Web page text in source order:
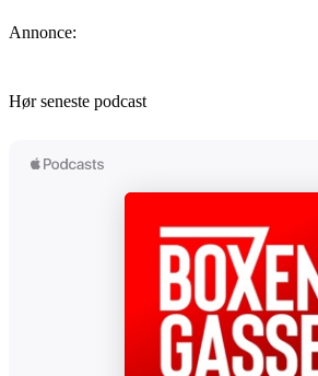
Annonce:
Hør seneste podcast